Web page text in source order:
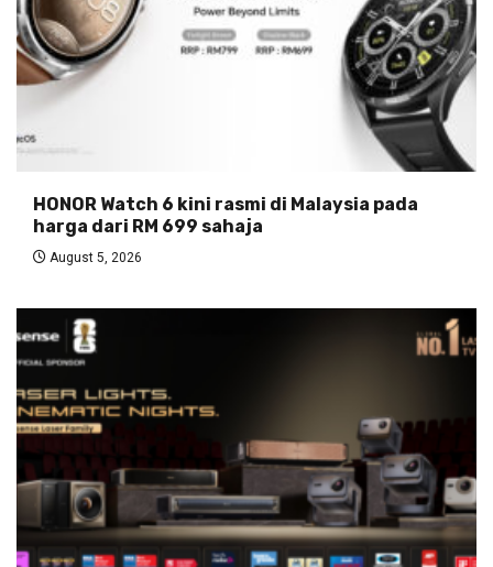
HONOR Watch 6 kini rasmi di Malaysia pada
harga dari RM 699 sahaja
August 5, 2026